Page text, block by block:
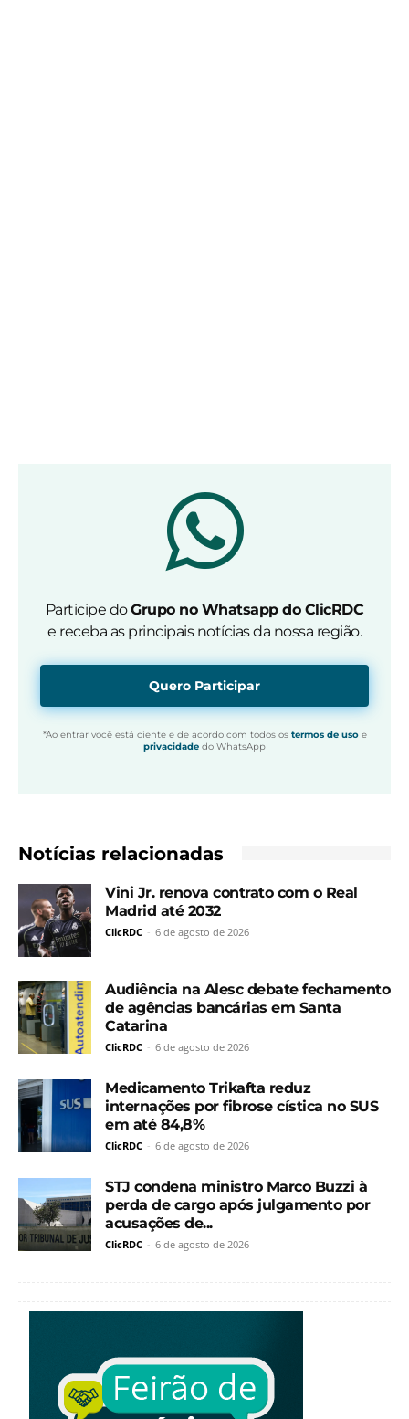
Participe doGrupo no Whatsapp do ClicRDC
e receba as principais notícias da nossa região.
Quero Participar
*Ao entrar você está ciente e de acordo com todos os termos de usoe
privacidade do WhatsApp
Notícias relacionadas
Vini Jr. renova contrato com o Real
Madrid até 2032
ClicRDC - 6 de agosto de 2026
Audiência na Alesc debate fechamento
de agências bancárias em Santa
Catarina
ClicRDC - 6 de agosto de 2026
Medicamento Trikafta reduz
internações por fibrose cística no SUS
em até 84,8%
ClicRDC - 6 de agosto de 2026
STJ condena ministro Marco Buzzi à
perda de cargo após julgamento por
acusações de...
ClicRDC - 6 de agosto de 2026